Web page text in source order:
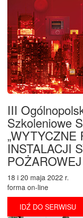
III
Szkoleniowe
INSTALACJI
18 i 20 maja 2022 r.
forma on-line
IDŹ DO SERWISU